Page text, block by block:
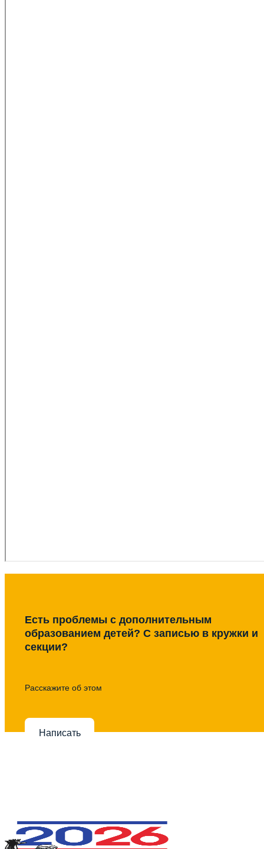
Есть проблемы с дополнительным
образованием детей? С записью в кружки и
секции?
Расскажите об этом
Написать